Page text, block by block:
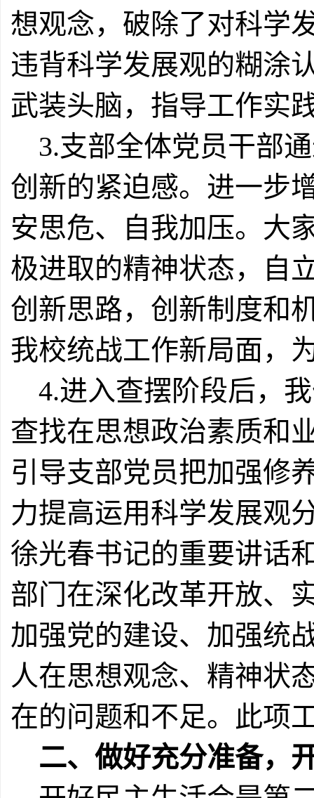
想观念，破除了对科学
违背科学发展观的糊涂
武装头脑，指导工作实
3.支部全体党员干部
创新的紧迫感。进一步
安思危、自我加压。大
极进取的精神状态，自
创新思路，创新制度和
我校统战工作新局面，
4.进入查摆阶段后，
查找在思想政治素质和
引导支部党员把加强修
力提高运用科学发展观
徐光春书记的重要讲话
部门在深化改革开放、
加强党的建设、加强统
人在思想观念、精神状
在的问题和不足。此项
二、做好充分准备，